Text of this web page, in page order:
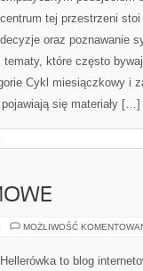
centrum tej przestrzeni
decyzje oraz poznawanie
które często
Cykl miesiączkowy i
pojawiają się materiały […]
MOŻLIWOŚĆ
Hellerówka to blog